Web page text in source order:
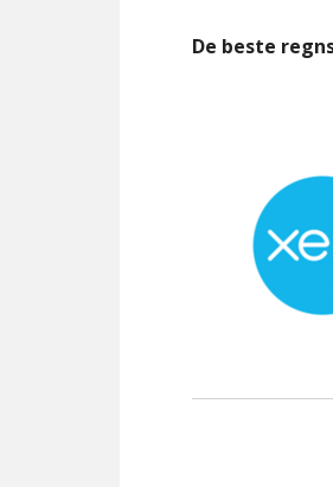
De beste